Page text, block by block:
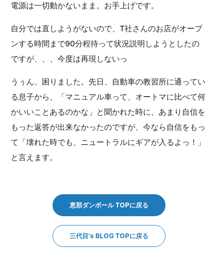
電源は一切動かないまま。お手上げです。
自分では直しようがないので、T社さんのお店がオープ
ンする時間まで90分程待って状況説明しようとしたの
ですが、、、今度は再現しないっ
うぅん、困りました。先日、自動車の教習所に通ってい
る息子から、「マニュアル車って、オートマに比べて何
かいいことあるのかな」と聞かれた時に、あまり自信を
もった返答が出来なかったのですが、今なら自信をもっ
て「壊れた時でも、ニュートラルにギアが入るよっ！」
と言えます。
恵那ダンボール TOPに戻る
三代目's BLOG TOPに戻る